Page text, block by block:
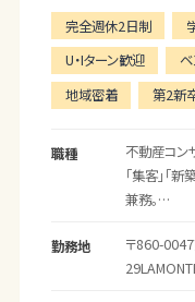
完全週休2日制
U・Iターン歓迎
地域密着
第2新
職種
不動産コン
「集客」「
兼務。
具体的な業
勤務地 〒860-0047